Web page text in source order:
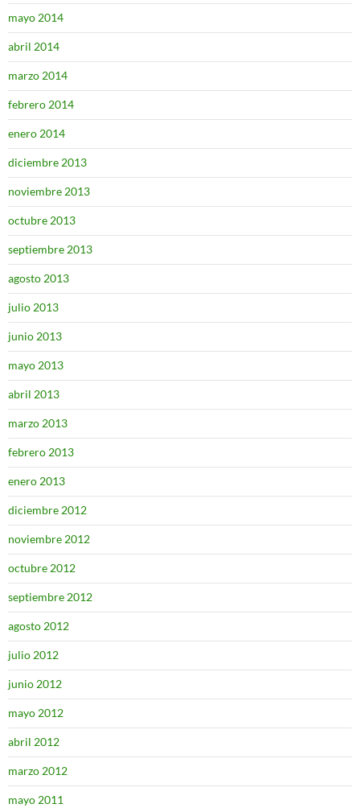
mayo 2014
abril 2014
marzo 2014
febrero 2014
enero 2014
diciembre 2013
noviembre 2013
octubre 2013
septiembre 2013
agosto 2013
julio 2013
junio 2013
mayo 2013
abril 2013
marzo 2013
febrero 2013
enero 2013
diciembre 2012
noviembre 2012
octubre 2012
septiembre 2012
agosto 2012
julio 2012
junio 2012
mayo 2012
abril 2012
marzo 2012
mayo 2011